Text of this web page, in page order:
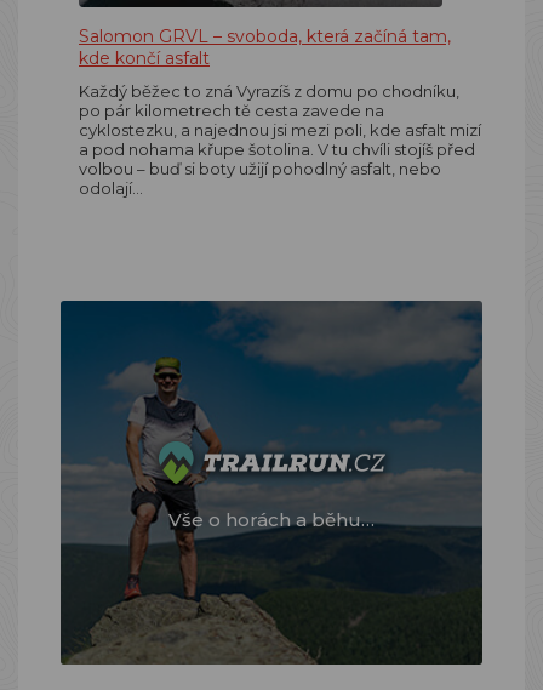
Salomon GRVL – svoboda, která začíná tam,
kde končí asfalt
Každý běžec to zná Vyrazíš z domu po chodníku,
po pár kilometrech tě cesta zavede na
cyklostezku, a najednou jsi mezi poli, kde asfalt mizí
a pod nohama křupe šotolina. V tu chvíli stojíš před
volbou – buď si boty užijí pohodlný asfalt, nebo
odolají…
Vše o horách a běhu…